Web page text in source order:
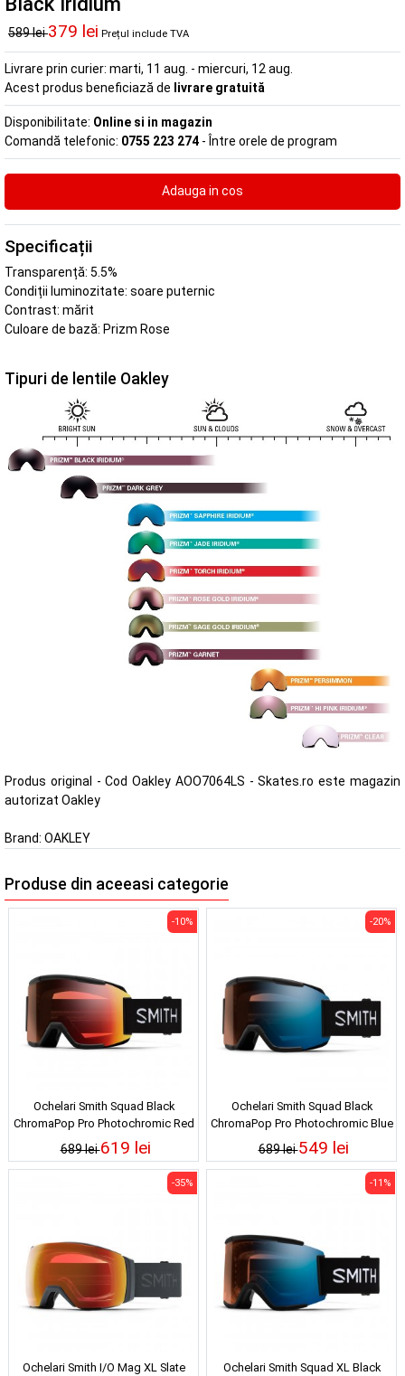
589 lei379 lei Prețul include TVA
Livrare prin curier: marti, 11 aug. - miercuri, 12 aug.
Acest produs beneficiază de livrare gratuită
Disponibilitate: Online si in magazin
Comandă telefonic: 0755 223 274 - Între orele de program
Specificații
Transparență: 5.5%
Condiții luminozitate: soare puternic
Contrast: mărit
Culoare de bază: Prizm Rose
Tipuri de lentile Oakley
Produs original - Cod Oakley AOO7064LS - Skates.ro este magazin
autorizat Oakley
Brand: OAKLEY
Produse din aceeasi categorie
Ochelari Smith Squad Black
ChromaPop Pro Photochromic Red
Mirror 24/25
689 lei
-10%
619 lei
Ochelari Smith Squad Black
ChromaPop Pro Photochromic Blue
Mirror 24/25
689 lei
-20%
549 lei
Ochelari Smith I/O Mag XL Slate
-35%
Ochelari Smith Squad XL Black
-11%